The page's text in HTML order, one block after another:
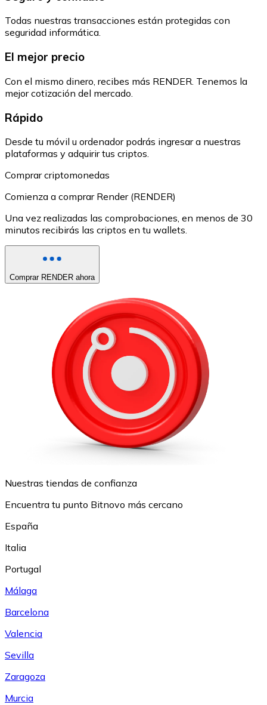
Todas nuestras transacciones están protegidas con
seguridad informática.
El mejor precio
Con el mismo dinero, recibes más RENDER. Tenemos la
mejor cotización del mercado.
Rápido
Desde tu móvil u ordenador podrás ingresar a nuestras
plataformas y adquirir tus criptos.
Comprar criptomonedas
Comienza a comprar Render (RENDER)
Una vez realizadas las comprobaciones, en menos de 30
minutos recibirás las criptos en tu wallets.
Comprar RENDER ahora
Nuestras tiendas de confianza
Encuentra tu punto Bitnovo más cercano
España
Italia
Portugal
Málaga
Barcelona
Valencia
Sevilla
Zaragoza
Murcia